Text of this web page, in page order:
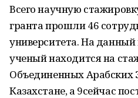
Всего научную
гранта прошли 46
университета.На данный
ученый находится на
Объединенных Арабских
Казахстане, а 9сейчас